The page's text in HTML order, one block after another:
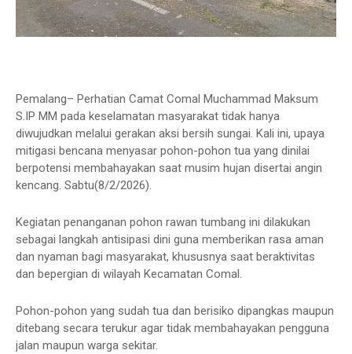
Pemalang– Perhatian Camat Comal Muchammad Maksum
S.IP MM pada keselamatan masyarakat tidak hanya
diwujudkan melalui gerakan aksi bersih sungai. Kali ini, upaya
mitigasi bencana menyasar pohon-pohon tua yang dinilai
berpotensi membahayakan saat musim hujan disertai angin
kencang. Sabtu(8/2/2026).
Kegiatan penanganan pohon rawan tumbang ini dilakukan
sebagai langkah antisipasi dini guna memberikan rasa aman
dan nyaman bagi masyarakat, khususnya saat beraktivitas
dan bepergian di wilayah Kecamatan Comal.
Pohon-pohon yang sudah tua dan berisiko dipangkas maupun
ditebang secara terukur agar tidak membahayakan pengguna
jalan maupun warga sekitar.